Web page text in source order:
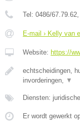
Tel: 0486/67.79.62
E-mail › Kelly van
Website: https://
echtscheidingen,
invorderingen,
▼
Diensten:
Er wordt gewerkt